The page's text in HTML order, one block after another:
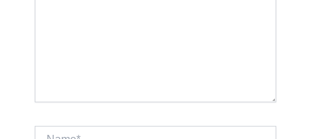
Name*